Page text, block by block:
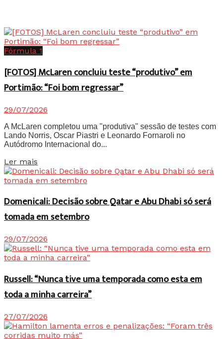
Fórmula 1
[FOTOS] McLaren concluiu teste “produtivo” em
Portimão: “Foi bom regressar”
29/07/2026
A McLaren completou uma "produtiva" sessão de testes com
Lando Norris, Oscar Piastri e Leonardo Fornaroli no
Autódromo Internacional do...
Ler mais
Domenicali: Decisão sobre Qatar e Abu Dhabi só será
tomada em setembro
29/07/2026
Russell: “Nunca tive uma temporada como esta em
toda a minha carreira”
27/07/2026